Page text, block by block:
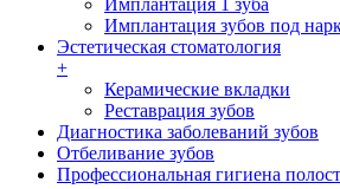
Имплантация 1 зуба
Имплантация зубов под
Эстетическая стоматология
+
Керамические вкладки
Реставрация зубов
Диагностика заболеваний зубов
Отбеливание зубов
Профессиональная гигиена